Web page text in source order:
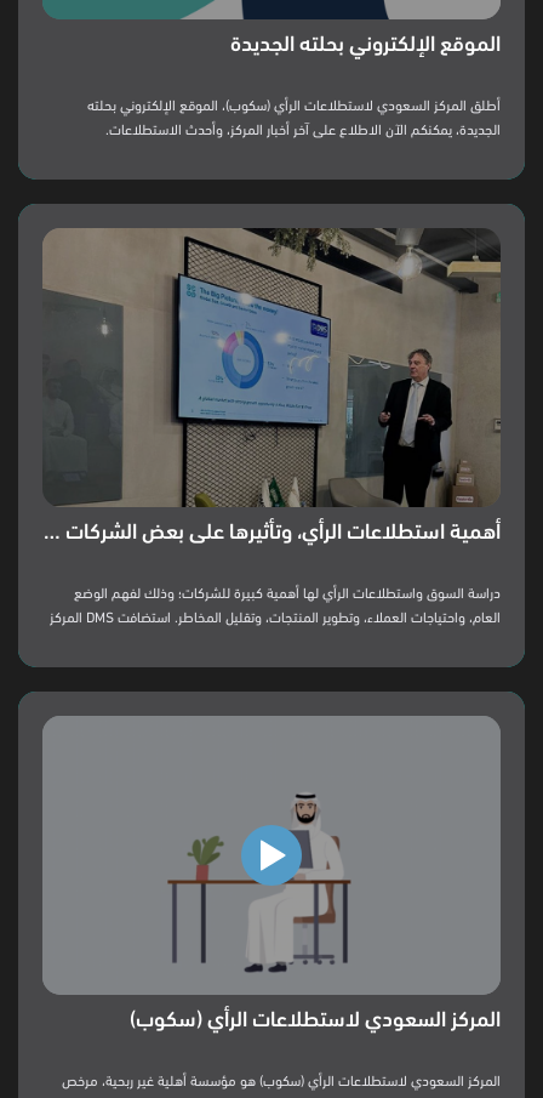
الموقع الإلكتروني بحلته الجديدة
أطلق المركز السعودي لاستطلاعات الرأي (سكوب)، الموقع الإلكتروني بحلته
الجديدة، يمكنكم الآن الاطلاع على آخر أخبار المركز، وأحدث الاستطلاعات.
أهمية استطلاعات الرأي، وتأثيرها على بعض الشركات العالمية
دراسة السوق واستطلاعات الرأي لها أهمية كبيرة للشركات؛ وذلك لفهم الوضع
العام، واحتياجات العملاء، وتطوير المنتجات، وتقليل المخاطر. استضافت DMS المركز
DMS، والشركات التابعة عن أهمية استطلاعات الراي، وتأثيرها على بعض الشركات
العالمية.
المركز السعودي لاستطلاعات الرأي (سكوب)
المركز السعودي لاستطلاعات الرأي (سكوب) هو مؤسسة أهلية غير ربحية، مرخص